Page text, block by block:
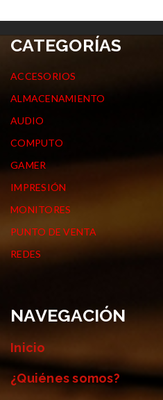
CATEGORÍAS
ACCESORIOS
ALMACENAMIENTO
AUDIO
COMPUTO
GAMER
IMPRESIÓN
MONITORES
PUNTO DE VENTA
REDES
NAVEGACIÓN
Inicio
¿Quiénes somos?